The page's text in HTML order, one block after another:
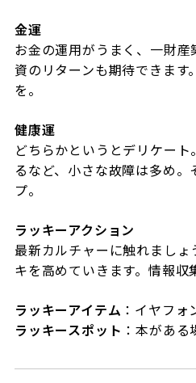
金運
お金の運用がうまく、一財
資のリターンも期待できます
を。
健康運
どちらかというとデリケー
るなど、小さな故障は多め
プ。
ラッキーアクション
最新カルチャーに触れまし
キを高めていきます。情報収
ラッキーアイテム ：イヤフォ
ラッキースポット ：本がある